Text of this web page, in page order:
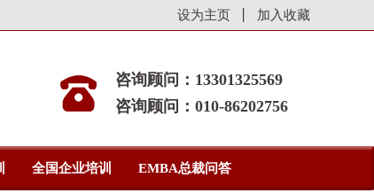
设为主页 加入收藏
咨询顾问：13301325569
咨询顾问：010-86202756
全国企业培训 EMBA总裁问答